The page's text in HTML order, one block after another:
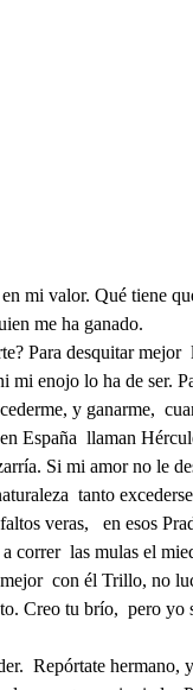
zumo de un limón. Conmigo tiene la tema. En la primera ocasión de su enojo, el diaquilón madurará la postema; mas riñendo no se ha de ir, porque es tu valor profundo. Con cuantos hay en el mundo no sintiera no medir la espada, y con él sintiera hacer pruebas del valor, porque idolatro a Leonor, y enojarla no quisiera. Pues yo, con ser tu criado, soy de valiente importuno, solo con ponerme alguno de tu valor desechado, en quien cuarenta Holofernes, Orlandos, y Durandartes en mí hallarán muchos Martes Miércoles, Jueves, y Viernes. Que aunque soy un Labrador, tal vez una espada empuño. Deja locuras, Ortuño, y di, si has visto a Leonor No, pero he visto a Isabel. Qué dijo? que melindrosa encubría, como hermosa, lo piadoso en lo cruel. Entró a ver a Trillo luego su primo, y en el portal me escondí, y vi, por mi mal, al criado de D. Diego por quien yo de celos crujo,